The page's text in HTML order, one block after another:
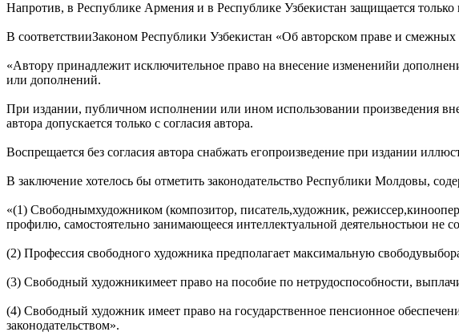
Напротив, в Республике Армения и в Республике Узбекистан защищается только
В соответствииЗаконом Республики Узбекистан «Об авторском праве и
«Автору принадлежит исключительное право на внесение измененийи
или дополнений.
При издании, публичном исполнении или ином использовании произведения
автора допускается только с согласия автора.
Воспрещается без согласия автора снабжать егопроизведение при издании
В заключение хотелось бы отметить законодательство Республики Молдовы,
«(1) Свободнымхудожником (композитор, писатель,художник,
профилю, самостоятельно занимающееся интеллектуальной деятельностьюи
(2) Профессия свободного художника предполагает максимальную
(3) Свободный художникимеет право на пособие по нетрудоспособности,
(4) Свободный художник имеет право на государственное пенсионное
законодательством».